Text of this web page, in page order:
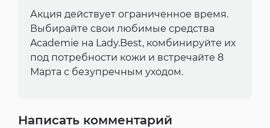
Акция действует ограниченное время.
Выбирайте свои любимые средства
Academie на Lady.Best, комбинируйте их
под потребности кожи и встречайте 8
Марта с безупречным уходом.
Написать комментарий